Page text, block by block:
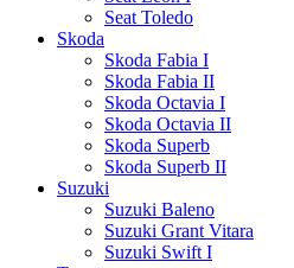
Seat Toledo
Skoda
Skoda Fabia I
Skoda Fabia II
Skoda Octavia I
Skoda Octavia II
Skoda Superb
Skoda Superb II
Suzuki
Suzuki Baleno
Suzuki Grant Vitara
Suzuki Swift I